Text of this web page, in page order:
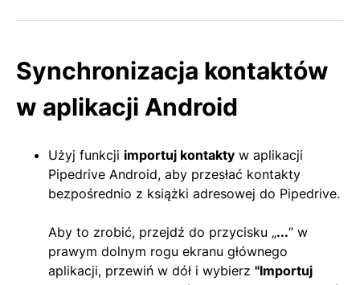
Synchronizacja kontaktów
w aplikacji Android
Użyj funkcji importuj kontakty w aplikacji
Pipedrive Android, aby przesłać kontakty
bezpośrednio z książki adresowej do Pipedrive.
Aby to zrobić, przejdź do przycisku „...” w
prawym dolnym rogu ekranu głównego
aplikacji, przewiń w dół i wybierz "Importuj